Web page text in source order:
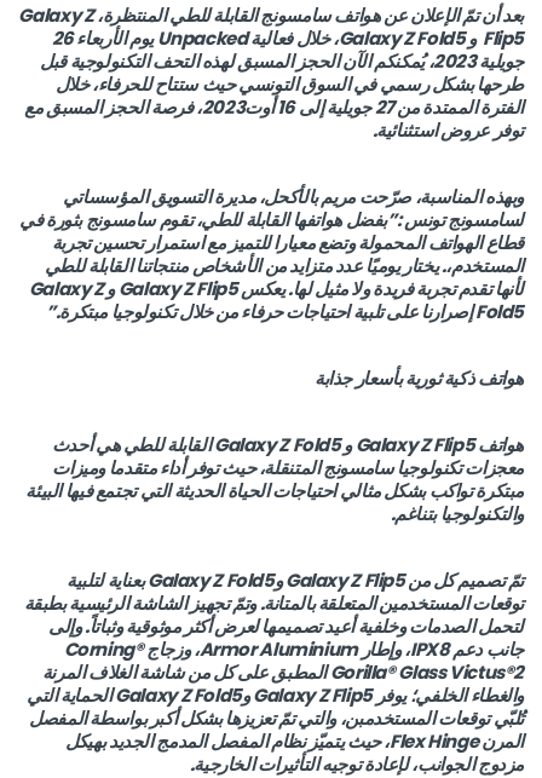
بعد أن تمّ الإعلان عن هواتف سامسونج القابلة للطي المنتظرة، Galaxy Z
Flip5 و Galaxy Z Fold5، خلال فعالية Unpacked يوم الأربعاء 26
جويلية 2023، يُمكنكم الآن الحجز المسبق لهذه التحف التكنولوجية قبل
طرحها بشكل رسمي في السوق التونسي حيث ستتاح للحرفاء، خلال
الفترة الممتدة من 27 جويلية إلى 16 أوت2023، فرصة الحجز المسبق مع
توفر عروض استثنائية.
وبهذه المناسبة، صرّحت مريم بالأكحل، مديرة التسويق المؤسساتي
لسامسونج تونس :”بفضل هواتفها القابلة للطي، تقوم سامسونج بثورة في
قطاع الهواتف المحمولة وتضع معيارا للتميز مع استمرار تحسين تجربة
المستخدم،. يختار يوميًا عدد متزايد من الأشخاص منتجاتنا القابلة للطي
لأنها تقدم تجربة فريدة ولا مثيل لها. يعكس Galaxy Z Flip5 و Galaxy Z
Fold5 إصرارنا على تلبية احتياجات حرفاء من خلال تكنولوجيا مبتكرة.”
هواتف ذكية ثورية بأسعار جذابة
هواتف Galaxy Z Flip5 و Galaxy Z Fold5 القابلة للطي هي أحدث
معجزات تكنولوجيا سامسونج المتنقلة، حيث توفر أداء متقدما وميزات
مبتكرة تواكب بشكل مثالي احتياجات الحياة الحديثة التي تجتمع فيها البيئة
والتكنولوجيا بتناغم.
تمّ تصميم كل من Galaxy Z Flip5 وGalaxy Z Fold5 بعناية لتلبية
توقعات المستخدمين المتعلقة بالمتانة. وتمّ تجهيز الشاشة الرئيسية بطبقة
لتحمل الصدمات وخلفية أعيد تصميمها لعرض أكثر موثوقية وثباتاً. وإلى
جانب دعم IPX8، وإطار Armor Aluminium، وزجاج Corning®
Gorilla® Glass Victus®2 المطبق على كل من شاشة الغلاف المرنة
والغطاء الخلفي؛ يوفر Galaxy Z Flip5 وGalaxy Z Fold5 الحماية التي
تُلبّي توقعات المستخدمبن، والتي تمّ تعزيزها بشكل أكبر بواسطة المفصل
المرن Flex Hinge، حيث يتميّز نظام المفصل المدمج الجديد بهيكل
مزدوج الجوانب، لإعادة توجيه التأثيرات الخارجية.